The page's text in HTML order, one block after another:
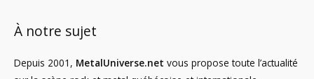
À notre sujet
Depuis 2001, MetalUniverse.net vous propose toute l’actualité